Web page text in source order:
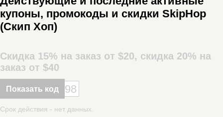
купоны, промокоды и скидки SkipHop
(Скип Хоп)
Скидка 15% на заказ от $20, скидка 20% на
заказ от $40
Показать код 98
Срок действия - нет данных.